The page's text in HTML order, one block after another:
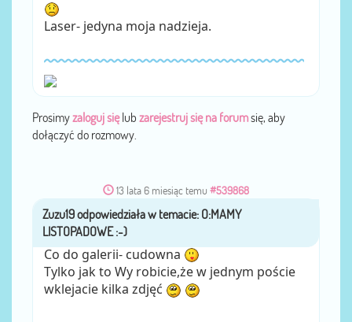
Laser- jedyna moja nadzieja.
Prosimyzaloguj sięlub zarejestruj się na forumsię, aby
dołączyć do rozmowy.
13 lata 6 miesiąc temu #539868
przezZuzu19
Co do galerii- cudowna
Tylko jak to Wy robicie,że w jednym poście
wklejacie kilka zdjęć